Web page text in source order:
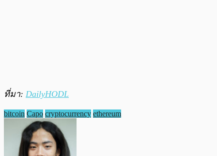
ที่มา: DailyHODL
bitcoin Capo cryptocurrency ethereum